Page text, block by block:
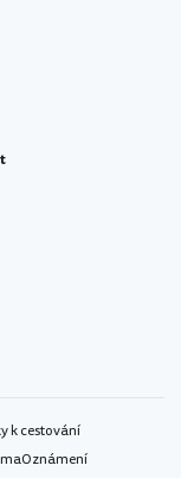
k cestování
Oznámení